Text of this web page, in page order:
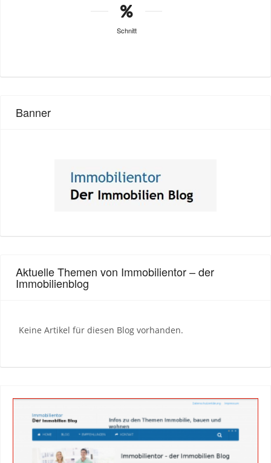
Schnitt
Banner
Aktuelle Themen von Immobilientor – der
Immobilienblog
Keine Artikel für diesen Blog vorhanden.